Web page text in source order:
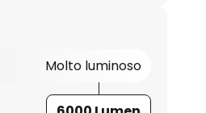
Molto luminoso